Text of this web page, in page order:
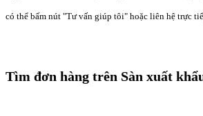
có thể bấm nút "Tư vấn giúp tôi" hoặc liên hệ trực
Tìm đơn hàng trên Sàn xuất